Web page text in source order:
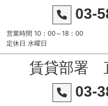
03-
営業時間 10：00～18：00
定休日 水曜日
賃貸部署
03-